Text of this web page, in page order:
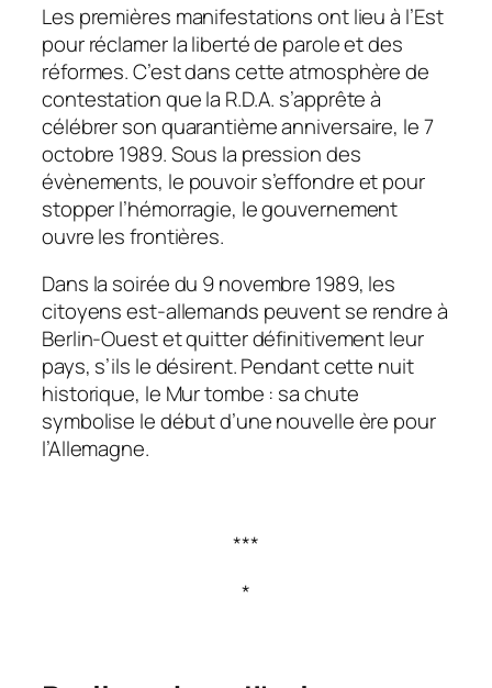
Les premières manifestations ont lieu à l’Est
pour réclamer la liberté de parole et des
réformes. C’est dans cette atmosphère de
contestation que la R.D.A. s’apprête à
célébrer son quarantième anniversaire, le 7
octobre 1989. Sous la pression des
évènements, le pouvoir s’effondre et pour
stopper l’hémorragie, le gouvernement
ouvre les frontières.
Dans la soirée du 9 novembre 1989, les
citoyens est-allemands peuvent se rendre à
Berlin-Ouest et quitter définitivement leur
pays, s’ils le désirent. Pendant cette nuit
historique, le Mur tombe : sa chute
symbolise le début d’une nouvelle ère pour
l’Allemagne.
***
*